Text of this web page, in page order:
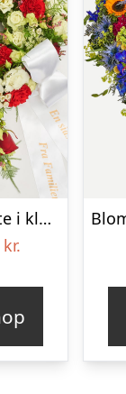
Blomsterhjerte i klassisk stil med bånd
kr.